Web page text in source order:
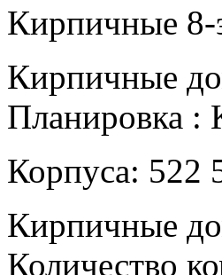
Кирпичные
Кирпичные
Планировка :
Корпуса: 522
Кирпичные
Количество